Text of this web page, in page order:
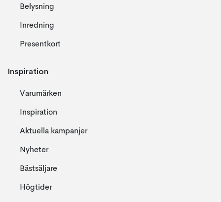
Belysning
Inredning
Presentkort
Inspiration
Varumärken
Inspiration
Aktuella kampanjer
Nyheter
Bästsäljare
Högtider